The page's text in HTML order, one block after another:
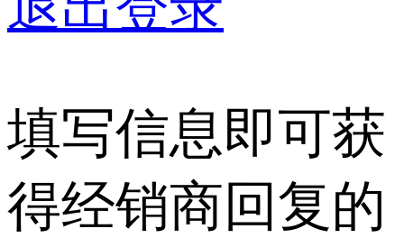
填写信息即可获
得经销商回复的